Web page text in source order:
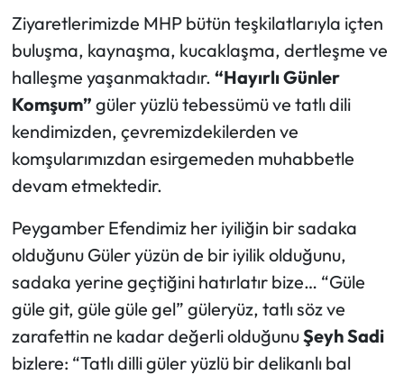
Ziyaretlerimizde MHP bütün teşkilatlarıyla içten
buluşma, kaynaşma, kucaklaşma, dertleşme ve
halleşme yaşanmaktadır. “Hayırlı Günler
Komşum” güler yüzlü tebessümü ve tatlı dili
kendimizden, çevremizdekilerden ve
komşularımızdan esirgemeden muhabbetle
devam etmektedir.
Peygamber Efendimiz her iyiliğin bir sadaka
olduğunu Güler yüzün de bir iyilik olduğunu,
sadaka yerine geçtiğini hatırlatır bize… “Güle
güle git, güle güle gel” güleryüz, tatlı söz ve
zarafettin ne kadar değerli olduğunuŞeyh Sadi
bizlere: “Tatlı dilli güler yüzlü bir delikanlı bal
Ortaköy Haberleri
Osmancık Haberleri
Otomotiv
Resmi İlan
Resmi Reklam
Sağlık
Siyaset
Spor